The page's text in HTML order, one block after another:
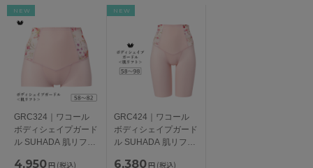
NEW
GRC324｜ワコール
ボディシェイプガード
ル SUHADA 肌リフト
4,950 円 (税込)
NEW
GRC424｜ワコール
ボディシェイプガード
ル SUHADA 肌リフト
6,380 円 (税込)